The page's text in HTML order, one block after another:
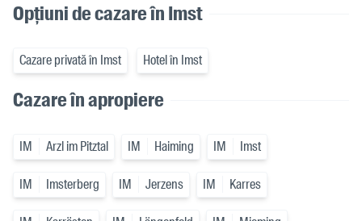
Opțiuni de cazare în Imst
Cazare privată în Imst Hotel în Imst
Cazare în apropiere
IM Arzl im Pitztal IM Haiming IM Imst
IM Imsterberg IM Jerzens IM Karres